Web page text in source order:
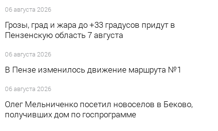
06 августа 2026
Грозы, град и жара до +33 градусов придут в
Пензенскую область 7 августа
06 августа 2026
В Пензе изменилось движение маршрута №1
06 августа 2026
Олег Мельниченко посетил новоселов в Беково,
получивших дом по госпрограмме